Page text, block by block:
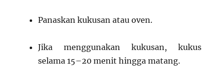
Panaskan kukusan atau oven.
Jika menggunakan kukusan, kukus
selama 15–20 menit hingga matang.